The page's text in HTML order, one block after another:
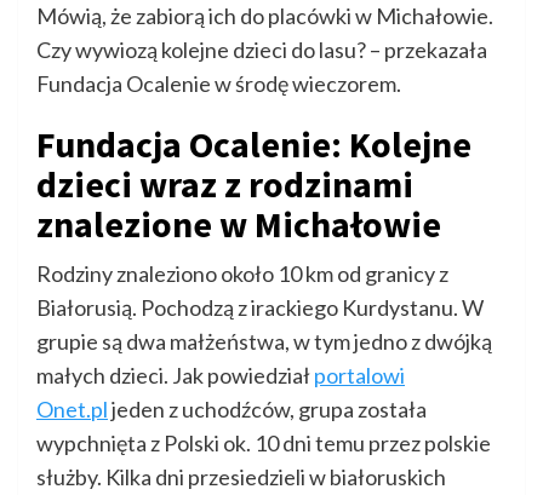
Mówią, że zabiorą ich do placówki w Michałowie.
Czy wywiozą kolejne dzieci do lasu? – przekazała
Fundacja Ocalenie w środę wieczorem.
Fundacja Ocalenie: Kolejne
dzieci wraz z rodzinami
znalezione w Michałowie
Rodziny znaleziono około 10 km od granicy z
Białorusią. Pochodzą z irackiego Kurdystanu. W
grupie są dwa małżeństwa, w tym jedno z dwójką
małych dzieci. Jak powiedziałportalowi
Onet.pljeden z uchodźców, grupa została
wypchnięta z Polski ok. 10 dni temu przez polskie
służby. Kilka dni przesiedzieli w białoruskich